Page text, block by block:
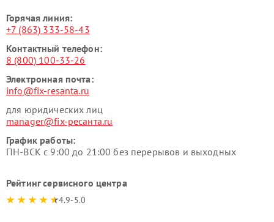
Горячая линия:
+7 (863) 333-58-43
Контактный телефон:
8 (800) 100-33-26
Электронная почта:
info@fix-resanta.ru
для юридических лиц
manager@fix-ресанта.ru
График работы:
ПН-ВСК с 9:00 до 21:00 без перерывов и выходных
Рейтинг сервисного центра
4.9-5.0